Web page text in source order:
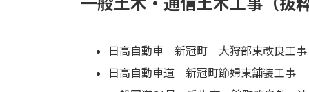
日高自動車 新冠町 大狩部東改良工事
日高自動車道 新冠町節婦東舗装工事